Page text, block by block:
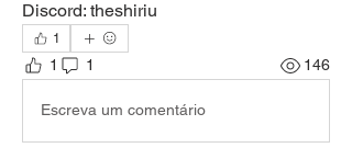
Discord: theshiriu
1
1 1 146
Escreva um comentário